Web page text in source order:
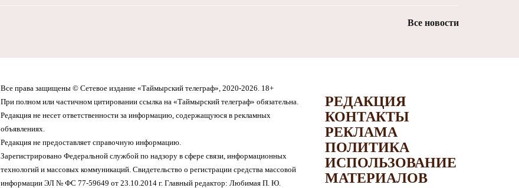
Все новости
Все права защищены © Сетевое издание «Таймырский телеграф», 2020-2026. 18+
При полном или частичном цитировании ссылка на «Таймырский телеграф» обязательна.
Редакция не несет ответственности за информацию, содержащуюся в рекламных
объявлениях.
Редакция не предоставляет справочную информацию.
Зарегистрировано Федеральной службой по надзору в сфере связи, информационных
технологий и массовых коммуникаций. Свидетельство о регистрации средства массовой
информации ЭЛ № ФС 77-59649 от 23.10.2014 г. Главный редактор: Любимая П. Ю.
РЕДАКЦИЯ
КОНТАКТЫ
РЕКЛАМА
ПОЛИТИКА
ИСПОЛЬЗОВАНИЕ
МАТЕРИАЛОВ